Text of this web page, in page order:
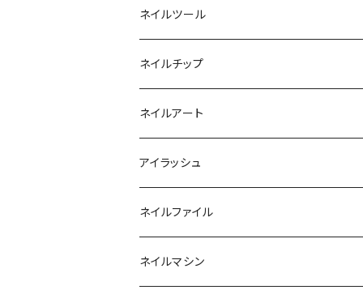
カラージェル
ベーシックカラージェル
マグネットジェル
マグネット
その他
クリーナー
アセトン
エタノール
ネイルツール
ネイルチップ
ノーマルチップ
ソフトジェルチップ
ツール
ネイルアート
パール
パウダー
ストーン
アイラッシュ
まつげ
グルー/リムーバー
ネイルファイル
ネイルマシン